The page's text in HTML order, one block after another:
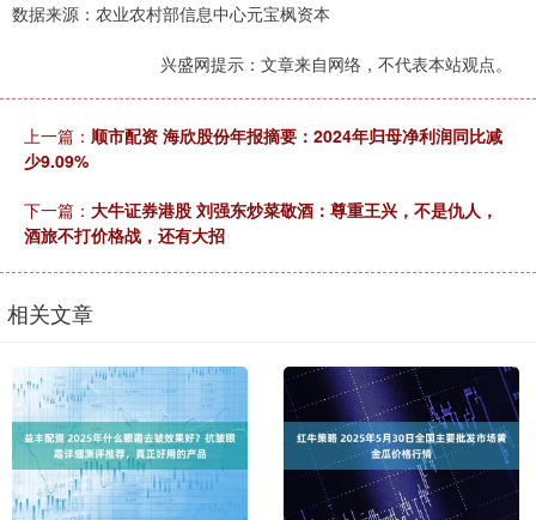
数据来源：农业农村部信息中心元宝枫资本
兴盛网提示：文章来自网络，不代表本站观点。
上一篇： 顺市配资 海欣股份年报摘要：2024年归母净利润同比减
少9.09%
下一篇： 大牛证券港股 刘强东炒菜敬酒：尊重王兴，不是仇人，
酒旅不打价格战，还有大招
相关文章